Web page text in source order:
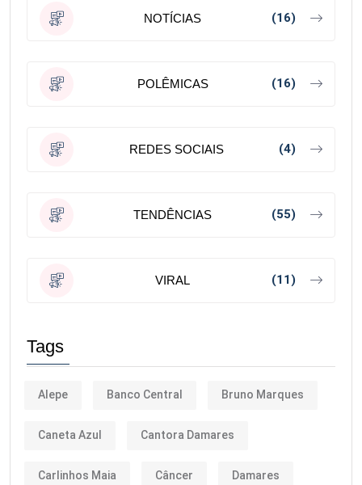
NOTÍCIAS (16)
POLÊMICAS (16)
REDES SOCIAIS (4)
TENDÊNCIAS (55)
VIRAL (11)
Tags
Alepe Banco Central Bruno Marques
Caneta Azul Cantora Damares
Carlinhos Maia Câncer Damares